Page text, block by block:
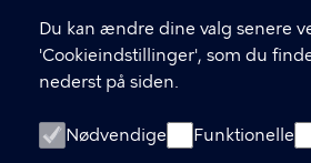
Du kan ændre dine valg senere
'Cookieindstillinger', som du
nederst på siden.
Nødvendige Funktionelle
Digital Post
Databeskyttelse
Tilgængelighedserklæring